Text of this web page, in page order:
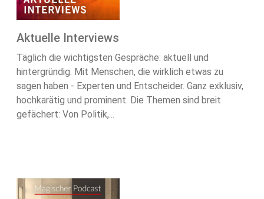
Aktuelle Interviews
Täglich die wichtigsten Gespräche: aktuell und
hintergründig. Mit Menschen, die wirklich etwas zu
sagen haben - Experten und Entscheider. Ganz exklusiv,
hochkarätig und prominent. Die Themen sind breit
gefächert: Von Politik,...